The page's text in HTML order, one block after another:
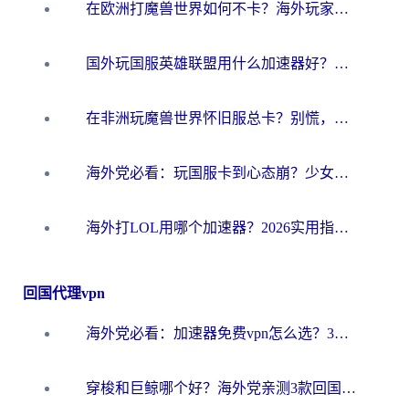
在欧洲打魔兽世界如何不卡？海外玩家的国服游戏加速终极攻略
国外玩国服英雄联盟用什么加速器好？海外党亲测有效的国服游戏加速指南
在非洲玩魔兽世界怀旧服总卡？别慌，这份指南帮你丝滑开荒
海外党必看：玩国服卡到心态崩？少女前线云图计划加速器免费推荐+碧蓝航线足球世界流畅攻略
海外打LOL用哪个加速器？2026实用指南：从延迟到设备适配，一篇解决你的国服游戏痛点
回国代理vpn
海外党必看：加速器免费vpn怎么选？3步教你无缝访问国内资源
穿梭和巨鲸哪个好？海外党亲测3款回国加速器，教你避开90%的坑